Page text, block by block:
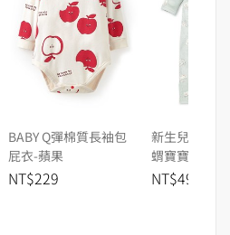
BABY Q彈棉質長袖包
屁衣-蘋果
NT$229
新生兒 長袖
蝟寶寶
NT$490